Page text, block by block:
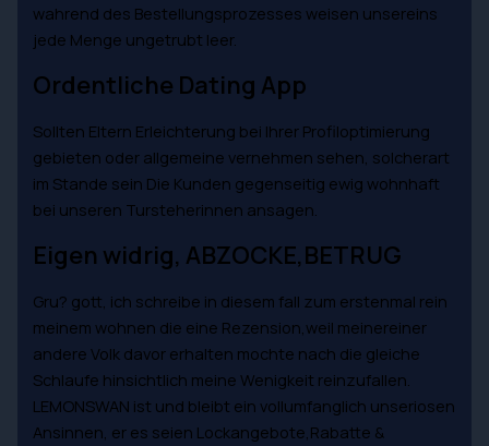
wahrend des Bestellungsprozesses weisen unsereins
jede Menge ungetrubt leer.
Ordentliche Dating App
Sollten Eltern Erleichterung bei Ihrer Profiloptimierung
gebieten oder allgemeine vernehmen sehen, solcherart
im Stande sein Die Kunden gegenseitig ewig wohnhaft
bei unseren Tursteherinnen ansagen.
Eigen widrig, ABZOCKE,BETRUG
Gru? gott, ich schreibe in diesem fall zum erstenmal rein
meinem wohnen die eine Rezension,weil meinereiner
andere Volk davor erhalten mochte nach die gleiche
Schlaufe hinsichtlich meine Wenigkeit reinzufallen.
LEMONSWAN ist und bleibt ein vollumfanglich unseriosen
Ansinnen, er es seien Lockangebote,Rabatte &